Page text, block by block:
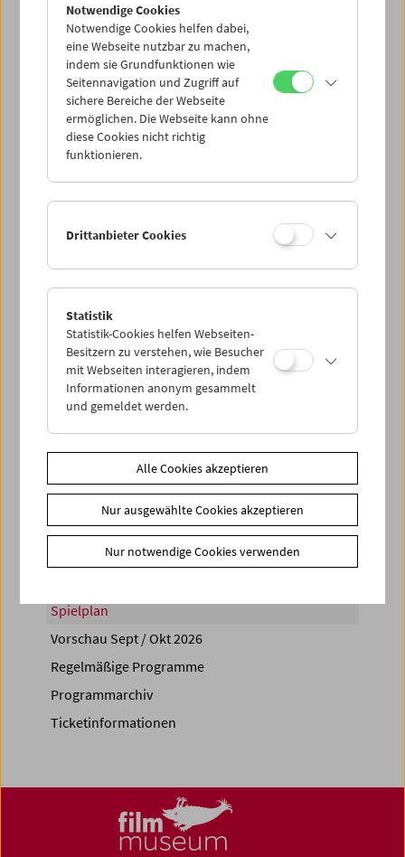
Di 9.9.
Mi 10.9.
Do 11.9.
Sa 13.9.
PROGRAMM ÜBERBLICK
Share on
Spielplan
Vorschau Sept / Okt 2026
Regelmäßige Programme
Programmarchiv
Ticketinformationen
Notwendige Cookies
Notwendige Cookies helfen dabei,
eine Webseite nutzbar zu machen,
indem sie Grundfunktionen wie
Seitennavigation und Zugriff auf
sichere Bereiche der Webseite
ermöglichen. Die Webseite kann ohne
diese Cookies nicht richtig
funktionieren.
Drittanbieter Cookies
Statistik
Statistik-Cookies helfen Webseiten-
Besitzern zu verstehen, wie Besucher
mit Webseiten interagieren, indem
Informationen anonym gesammelt
und gemeldet werden.
Alle Cookies akzeptieren
Nur ausgewählte Cookies akzeptieren
Nur notwendige Cookies verwenden